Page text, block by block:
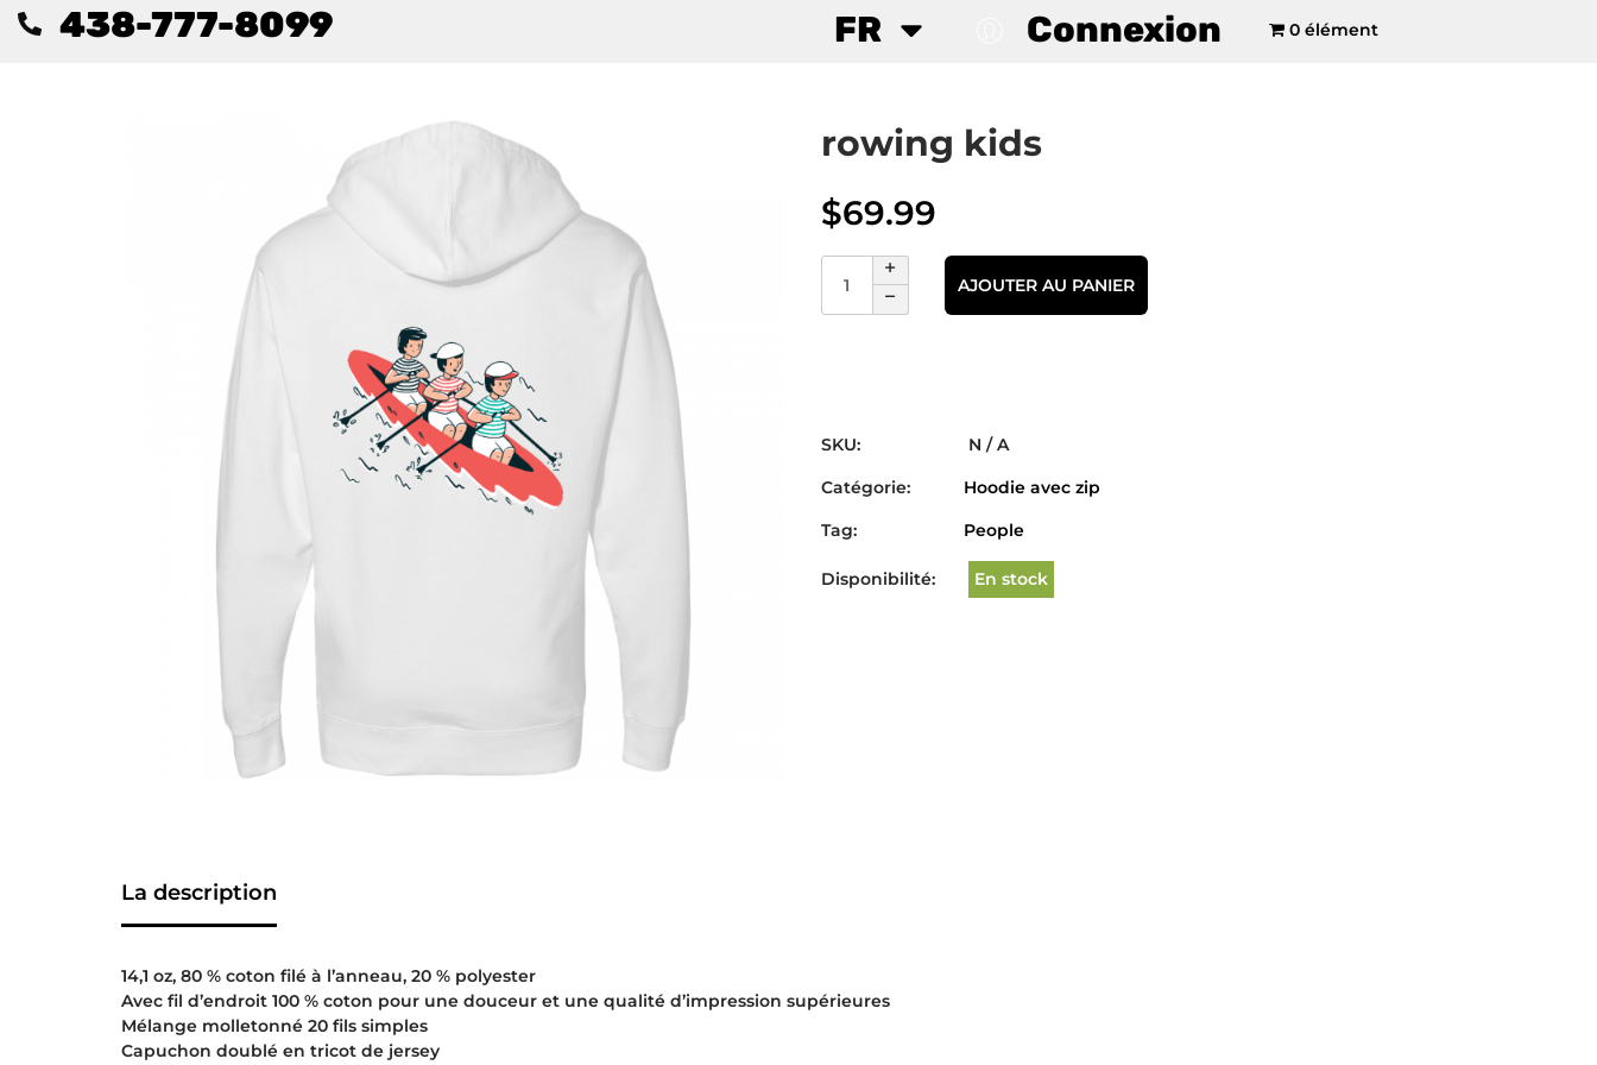
438-777-8099 FR Connexion 0 élément
rowing kids
$69.99
AJOUTER AU PANIER
SKU:
N / A
Catégorie:
Hoodie avec zip
Tag:
People
Disponibilité: En stock
La description
14,1 oz, 80 % coton filé à l’anneau, 20 % polyester
Avec fil d’endroit 100 % coton pour une douceur et une qualité d’impression supérieures
Mélange molletonné 20 fils simples
Capuchon doublé en tricot de jersey